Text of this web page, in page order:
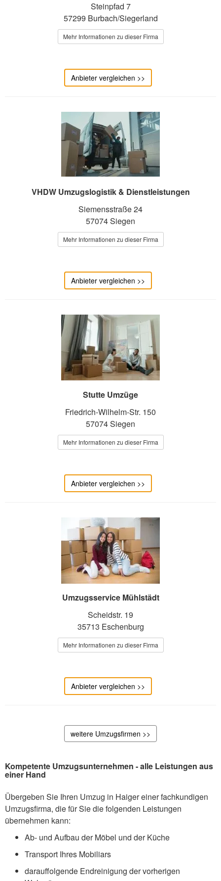
Steinpfad 7
57299 Burbach/Siegerland
Mehr Informationen zu dieser Firma
Anbieter vergleichen >>
VHDW Umzugslogistik & Dienstleistungen
Siemensstraße 24
57074 Siegen
Mehr Informationen zu dieser Firma
Anbieter vergleichen >>
Stutte Umzüge
Friedrich-Wilhelm-Str. 150
57074 Siegen
Mehr Informationen zu dieser Firma
Anbieter vergleichen >>
Umzugsservice Mühlstädt
Scheidstr. 19
35713 Eschenburg
Mehr Informationen zu dieser Firma
Anbieter vergleichen >>
weitere Umzugsfirmen >>
Kompetente Umzugsunternehmen - alle Leistungen aus
einer Hand
Übergeben Sie Ihren Umzug in Haiger einer fachkundigen
Umzugsfirma, die für Sie die folgenden Leistungen
übernehmen kann:
Ab- und Aufbau der Möbel und der Küche
Transport Ihres Mobiliars
darauffolgende Endreinigung der vorherigen